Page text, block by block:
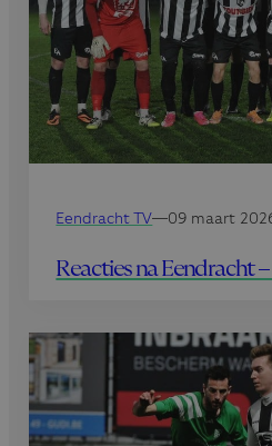
Eendracht TV—09 maart
Reacties na Eendracht